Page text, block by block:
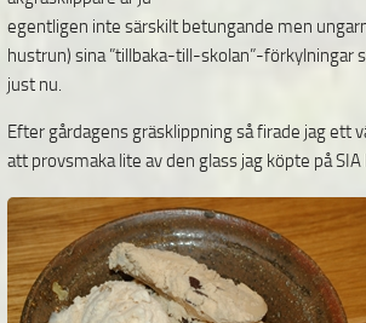
egentligen inte särskilt betungande men
hustrun) sina ”tillbaka-till-skolan”-förkylningar
just nu.
Efter gårdagens gräsklippning så firade jag ett
att provsmaka lite av den glass jag köpte på